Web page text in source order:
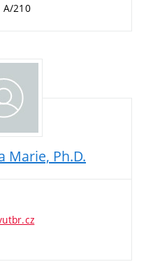
A/210
Marie, Ph.D.